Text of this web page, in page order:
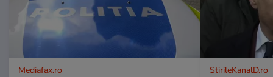
Mediafax.ro StirileKanalD.ro